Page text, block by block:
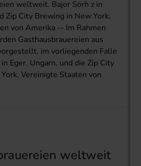
weltweit. Bajor Sörh z in
Zip City Brewing in New York,
von Amerika -- Im Rahmen
Gasthausbrauereien aus
im vorliegenden Falle
Eger, Ungarn, und die Zip City
Vereinigte Staaten von
weltweit